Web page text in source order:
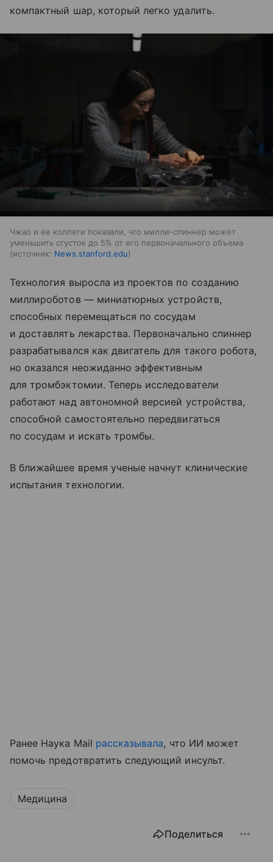
компактный шар, который легко удалить.
Чжао и ее коллеги показали, что милли-спиннер может
уменьшить сгусток до 5% от его первоначального объема
источник: News.stanford.edu
Технология выросла из проектов по созданию
миллироботов — миниатюрных устройств,
способных перемещаться по сосудам
и доставлять лекарства. Первоначально спиннер
разрабатывался как двигатель для такого робота,
но оказался неожиданно эффективным
для тромбэктомии. Теперь исследователи
работают над автономной версией устройства,
способной самостоятельно передвигаться
по сосудам и искать тромбы.
В ближайшее время ученые начнут клинические
испытания технологии.
Ранее Наука Mail рассказывала, что ИИ может
помочь предотвратить следующий инсульт.
Медицина
Поделиться